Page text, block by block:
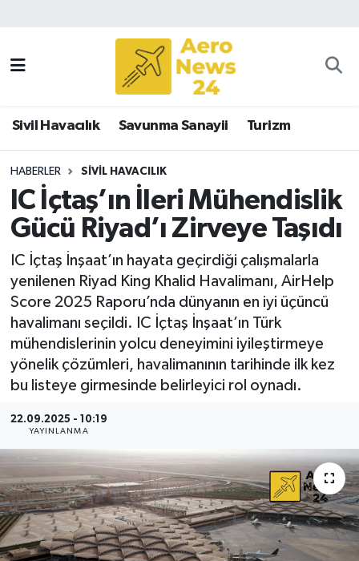
Sivil Havacılık Savunma Sanayii Turizm
HABERLER SIVIL HAVACILIK
IC İçtaş’ın İleri Mühendislik
Gücü Riyad’ı Zirveye Taşıdı
IC İçtaş İnşaat’ın hayata geçirdiği çalışmalarla
yenilenen Riyad King Khalid Havalimanı, AirHelp
Score 2025 Raporu’nda dünyanın en iyi üçüncü
havalimanı seçildi. IC İçtaş İnşaat’ın Türk
mühendislerinin yolcu deneyimini iyileştirmeye
yönelik çözümleri, havalimanının tarihinde ilk kez
bu listeye girmesinde belirleyici rol oynadı.
22.09.2025 - 10:19
YAYINLANMA